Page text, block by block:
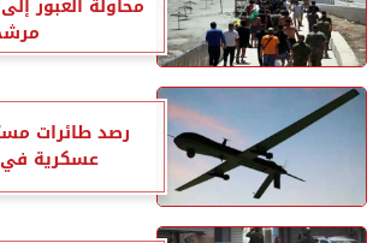
محاولة العبور
رصد طائرات
عسكرية في